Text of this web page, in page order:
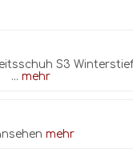
S3
... mehr
mehr